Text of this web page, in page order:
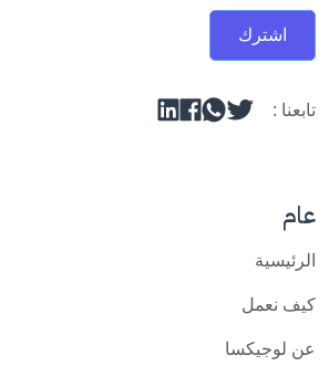
اشترك
تابعنا :
عام
الرئيسية
كيف نعمل
عن لوجيكسا